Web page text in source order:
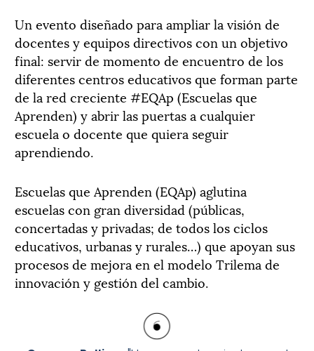
Un evento diseñado para ampliar la visión de
docentes y equipos directivos con un objetivo
final: servir de momento de encuentro de los
diferentes centros educativos que forman parte
de la red creciente #EQAp (Escuelas que
Aprenden) y abrir las puertas a cualquier
escuela o docente que quiera seguir
aprendiendo.
Escuelas que Aprenden (EQAp) aglutina
escuelas con gran diversidad (públicas,
concertadas y privadas; de todos los ciclos
educativos, urbanas y rurales…) que apoyan sus
procesos de mejora en el modelo Trilema de
innovación y gestión del cambio.